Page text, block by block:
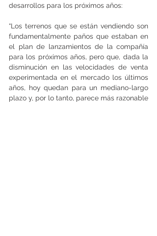
desarrollos para los próximos años:
“Los terrenos que se están vendiendo son
fundamentalmente paños que estaban en
el plan de lanzamientos de la compañía
para los próximos años, pero que, dada la
disminución en las velocidades de venta
experimentada en el mercado los últimos
años, hoy quedan para un mediano-largo
plazo y, por lo tanto, parece más razonable